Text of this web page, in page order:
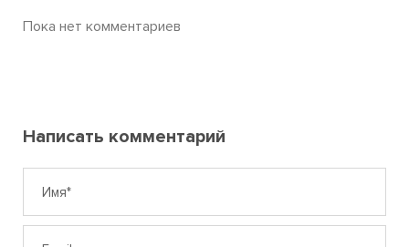
Пока нет комментариев
Написать комментарий